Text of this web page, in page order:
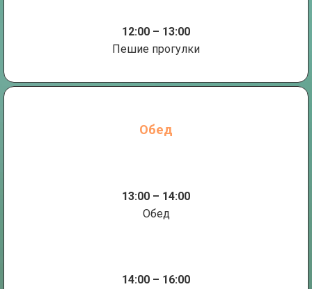
12:00 – 13:00
Пешие прогулки
Обед
13:00 – 14:00
Обед
14:00 – 16:00